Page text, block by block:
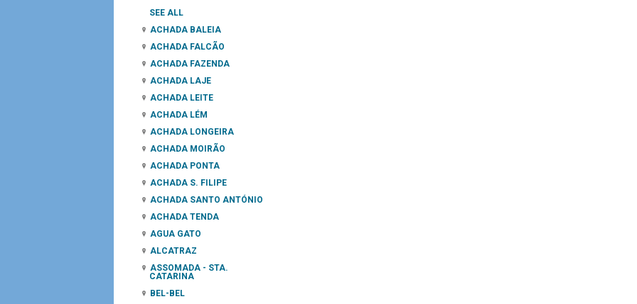
SEE ALL
ACHADA BALEIA
ACHADA FALCÃO
ACHADA FAZENDA
ACHADA LAJE
ACHADA LEITE
ACHADA LÉM
ACHADA LONGEIRA
ACHADA MOIRÃO
ACHADA PONTA
ACHADA S. FILIPE
ACHADA SANTO ANTÓNIO
ACHADA TENDA
AGUA GATO
ALCATRAZ
ASSOMADA - STA.
CATARINA
BEL-BEL